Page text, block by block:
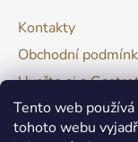
Tento web
tohoto webu
Kontakty
Obchodní
Uvařte si s
Naše produkty -
Reklamace zboží